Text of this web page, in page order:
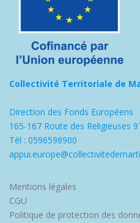
Collectivité Territoriale de
Direction des Fonds Européens
165-167 Route des Religieuses
Tél : 0596598900
Mentions légales
CGU
Politique de protection des